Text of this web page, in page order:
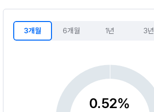
3개월 6개월 1년 3년
0.52%